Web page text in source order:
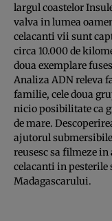
largul coastelor
valva in lumea
celacanti vii sunt
circa 10.000 de
doua exemplare
Analiza ADN releva
familie, cele doua
nicio posibilitate ca
de mare.
ajutorul
reusesc sa filmeze in
celacanti in pesterile
Madagascarului.